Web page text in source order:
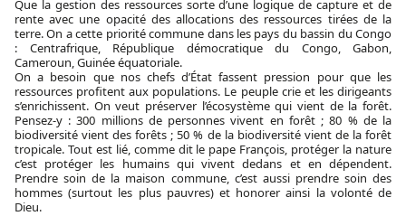
Que la gestion des ressources sorte d’une logique de capture et de
rente avec une opacité des allocations des ressources tirées de la
terre. On a cette priorité commune dans les pays du bassin du Congo
: Centrafrique, République démocratique du Congo, Gabon,
Cameroun, Guinée équatoriale.
On a besoin que nos chefs d’État fassent pression pour que les
ressources profitent aux populations. Le peuple crie et les dirigeants
s’enrichissent. On veut préserver l’écosystème qui vient de la forêt.
Pensez-y : 300 millions de personnes vivent en forêt ; 80 % de la
biodiversité vient des forêts ; 50 % de la biodiversité vient de la forêt
tropicale. Tout est lié, comme dit le pape François, protéger la nature
c’est protéger les humains qui vivent dedans et en dépendent.
Prendre soin de la maison commune, c’est aussi prendre soin des
hommes (surtout les plus pauvres) et honorer ainsi la volonté de
Dieu.